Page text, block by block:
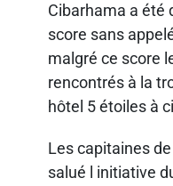
Cibarhama a été
score sans
malgré ce score
rencontrés à la
hôtel 5 étoiles à
Les capitaines
salué l initiative